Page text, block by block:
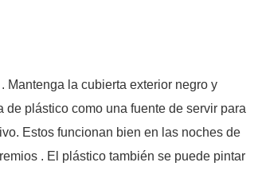
Mantenga la cubierta exterior negro y
plástico como una fuente de servir para
Estos funcionan bien en las noches de
. El plástico también se puede pintar